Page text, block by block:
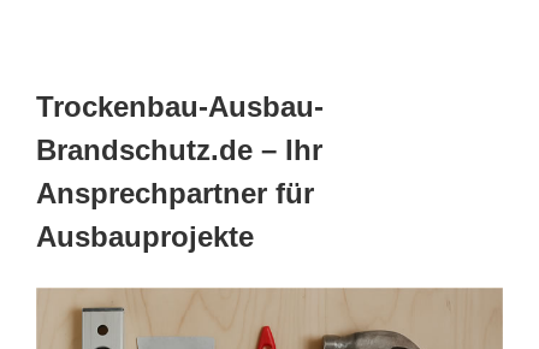
Trockenbau-Ausbau-
Brandschutz.de – Ihr
Ansprechpartner für
Ausbauprojekte